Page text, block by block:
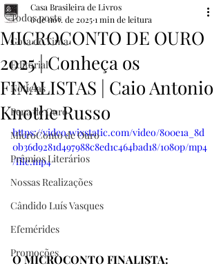
Todos posts
Gota de Tinta
Editorial
Notícias
Pena de Ouro
MicroConto de Ouro
Prêmios Literários
Nossas Realizações
Cândido Luís Vasques
Efemérides
Promoções
MICROCONTO DE OURO
2025 | Conheça os
FINALISTAS | Caio Antonio
Knothe Russo
Casa Brasileira de Livros
6 de nov. de 20251 min de leitura
https://video.wixstatic.com/video/800e1a_8d
0b36d9281d497988c8ed1c464bad18/1080p/mp4
/file.mp4
O MICROCONTO FINALISTA: